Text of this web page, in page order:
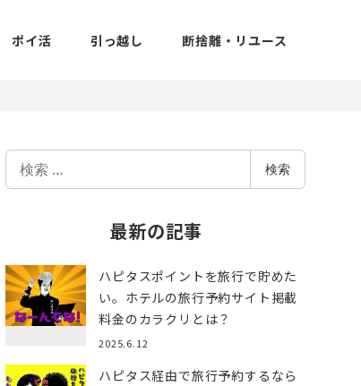
ポイ活 引っ越し 断捨離・リユース
索
検索
最新の記事
ハピタスポイントを旅行で貯めた
い。ホテルの旅行予約サイト掲載
料金のカラクリとは？
2025.6.12
ハピタス経由で旅行予約するなら